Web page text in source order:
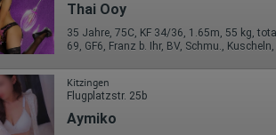
Thai Ooy
35 Jahre, 75C, KF 34/36, 1.65m, 55 kg,
69, GF6, Franz b. Ihr, BV, Schmu.,
Kitzingen
Flugplatzstr. 25b
Aymiko